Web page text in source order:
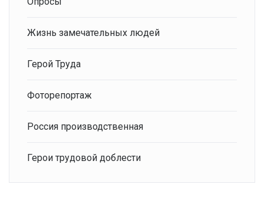
Жизнь замечательных людей
Герой Труда
Фоторепортаж
Россия производственная
Герои трудовой доблести